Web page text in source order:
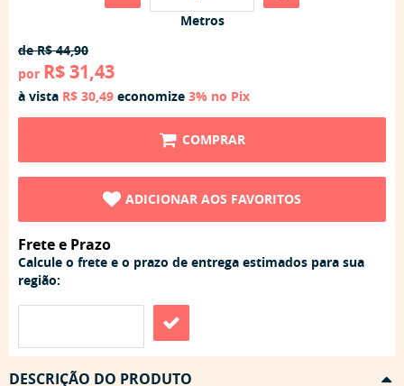
Metros
de R$ 44,90
por R$ 31,43
à vista R$ 30,49 economize 3% no Pix
COMPRAR
ADICIONAR AOS FAVORITOS
Frete e Prazo
Calcule o frete e o prazo de entrega estimados para sua
região:
DESCRIÇÃO DO PRODUTO